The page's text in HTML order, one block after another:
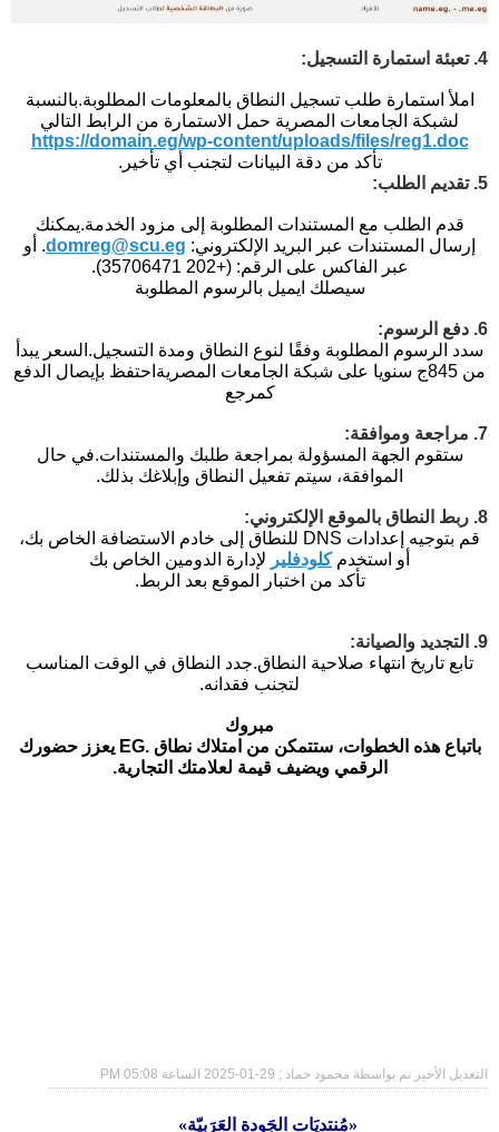
4. تعبئة استمارة التسجيل:
املأ استمارة طلب تسجيل النطاق بالمعلومات المطلوبة.بالنسبة
لشبكة الجامعات المصرية حمل الاستمارة من الرابط التالي
https://domain.eg/wp-content/uploads/files/reg1.doc
تأكد من دقة البيانات لتجنب أي تأخير.
5. تقديم الطلب:
قدم الطلب مع المستندات المطلوبة إلى مزود الخدمة.يمكنك
إرسال المستندات عبر البريد الإلكتروني: domreg@scu.eg
. أو
عبر الفاكس على الرقم: (+202 35706471).
سيصلك ايميل بالرسوم المطلوبة
6. دفع الرسوم:
سدد الرسوم المطلوبة وفقًا لنوع النطاق ومدة التسجيل. السعر يبدأ
من 845ج سنويا على شبكة الجامعات المصرية
احتفظ بإيصال الدفع
كمرجع
7. مراجعة وموافقة:
ستقوم الجهة المسؤولة بمراجعة طلبك والمستندات.في حال
الموافقة، سيتم تفعيل النطاق وإبلاغك بذلك.
8. ربط النطاق بالموقع الإلكتروني:
قم بتوجيه إعدادات DNS للنطاق إلى خادم الاستضافة الخاص بك،
أو استخدمكلودفلير لإدارة الدومين الخاص بك
تأكد من اختبار الموقع بعد الربط.
9. التجديد والصيانة:
تابع تاريخ انتهاء صلاحية النطاق.جدد النطاق في الوقت المناسب
لتجنب فقدانه.
مبروك
باتباع هذه الخطوات، ستتمكن من امتلاك نطاق .EG يعزز حضورك
الرقمي ويضيف قيمة لعلامتك التجارية.
التعديل الأخير تم بواسطة محمود حماد ; 29-01-2025 الساعة 05:08 PM
«مُنتديَات الجَودة العَرَبيّة»